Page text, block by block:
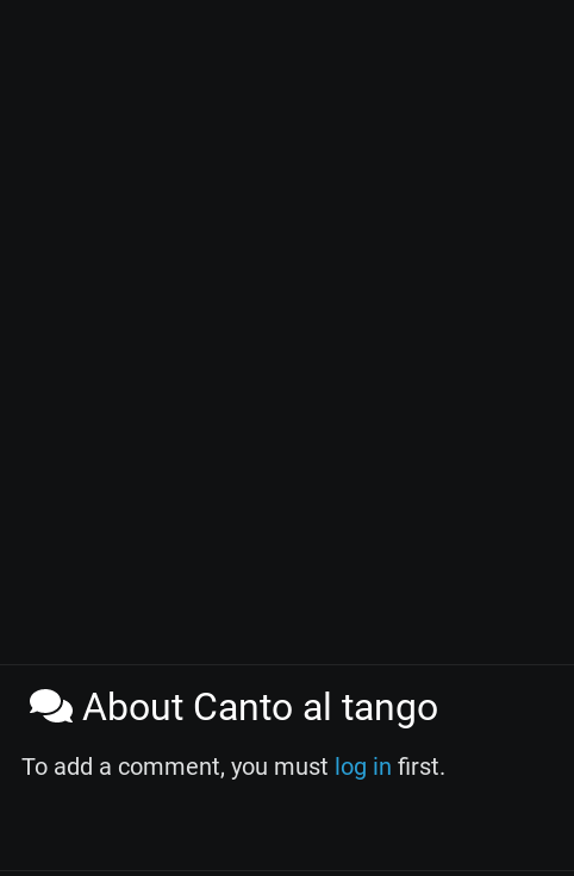
About Canto al tango
To add a comment, you must log in first.